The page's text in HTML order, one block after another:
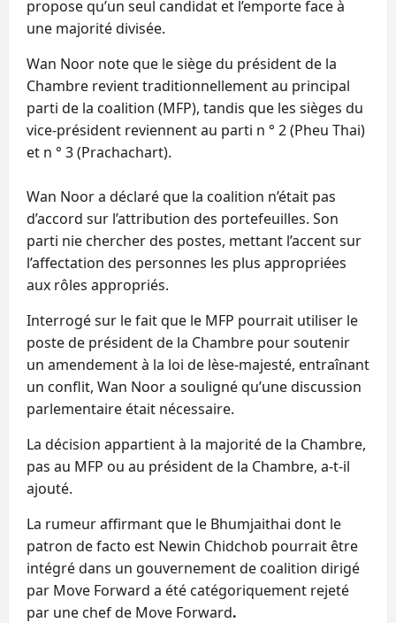
propose qu’un seul candidat et l’emporte face à
une majorité divisée.
Wan Noor note que le siège du président de la
Chambre revient traditionnellement au principal
parti de la coalition (MFP), tandis que les sièges du
vice-président reviennent au parti n ° 2 (Pheu Thai)
et n ° 3 (Prachachart).
Wan Noor a déclaré que la coalition n’était pas
d’accord sur l’attribution des portefeuilles. Son
parti nie chercher des postes, mettant l’accent sur
l’affectation des personnes les plus appropriées
aux rôles appropriés.
Interrogé sur le fait que le MFP pourrait utiliser le
poste de président de la Chambre pour soutenir
un amendement à la loi de lèse-majesté, entraînant
un conflit, Wan Noor a souligné qu’une discussion
parlementaire était nécessaire.
La décision appartient à la majorité de la Chambre,
pas au MFP ou au président de la Chambre, a-t-il
ajouté.
La rumeur affirmant que le Bhumjaithai dont le
patron de facto est Newin Chidchob pourrait être
intégré dans un gouvernement de coalition dirigé
par Move Forward a été catégoriquement rejeté
par une chef de Move Forward.